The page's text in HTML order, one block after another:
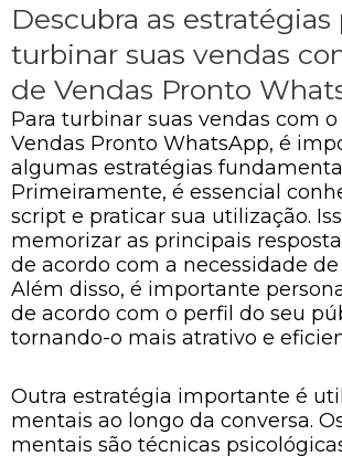
Descubra as estratégias
turbinar suas vendas
de Vendas Pronto
Para turbinar suas vendas com
Vendas Pronto WhatsApp, é
algumas estratégias
Primeiramente, é essencial
script e praticar sua utilização.
memorizar as principais
de acordo com a necessidade
Além disso, é importante
de acordo com o perfil do seu
tornando-o mais atrativo e
Outra estratégia importante é
mentais ao longo da conversa.
mentais são técnicas